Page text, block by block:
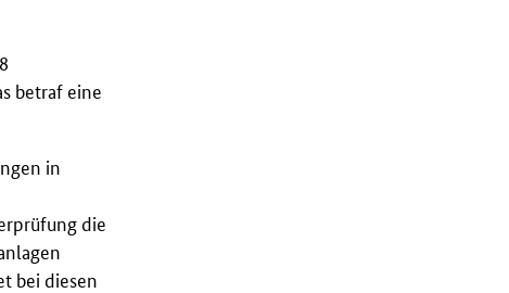
betraf eine
in
die
bei diesen